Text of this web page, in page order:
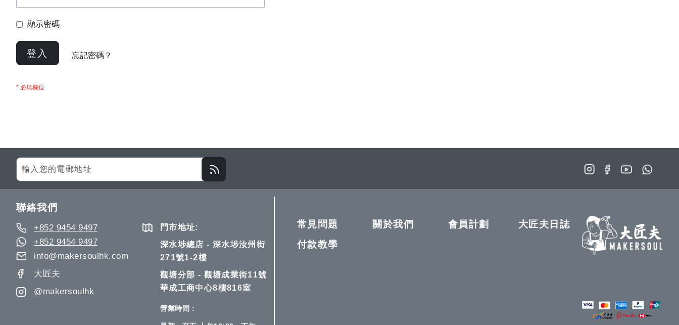
顯示密碼
登入 忘記密碼？
Sign
Up
for
Our
聯絡我們
+852 9454 9497
+852 9454 9497
info@makersoulhk.com
大匠夫
@makersoulhk
門市地址:
深水埗總店 - 深水埗汝州街
271號1-2樓
觀塘分部 - 觀塘成業街11號
華成工商中心8樓816室
營業時間：
常見問題 關於我們 會員計劃
大匠夫日誌
付款教學